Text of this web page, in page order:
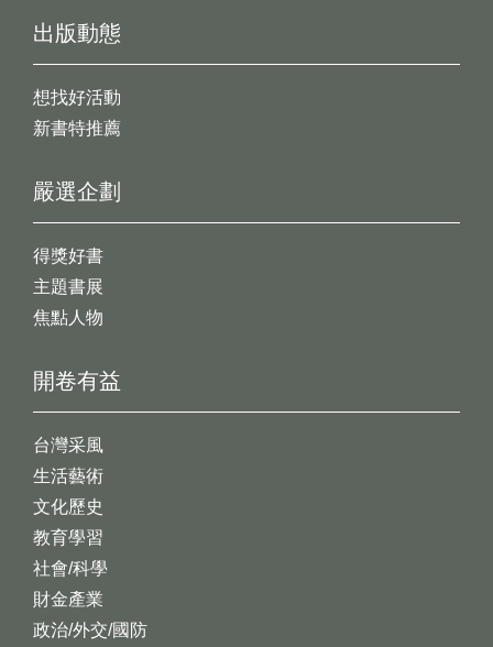
出版動態
想找好活動
新書特推薦
開卷有益
台灣采風
生活藝術
文化歷史
教育學習
社會/科學
財金產業
政治/外交/國防
嚴選企劃
得獎好書
主題書展
焦點人物